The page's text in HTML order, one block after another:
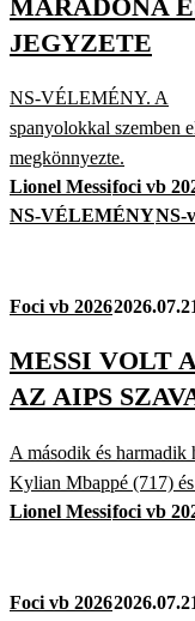
MARADONA
JEGYZETE
NS-VÉLEMÉNY. A
spanyolokkal szemben
megkönnyezte.
Lionel Messifoci vb
NS-VÉLEMÉNYNS-
Foci vb 2026
MESSI VOLT
AZ AIPS
A második és harmadik
Kylian Mbappé (717)
Lionel Messifoci vb
Foci vb 2026